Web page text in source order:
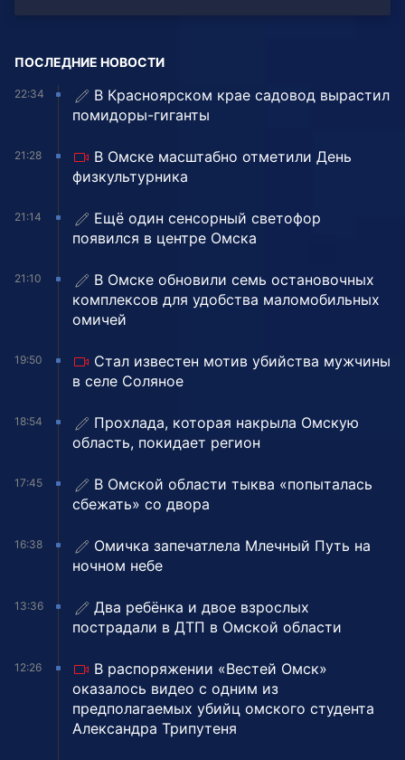
ПОСЛЕДНИЕ НОВОСТИ
22:34
В Красноярском крае садовод вырастил
помидоры-гиганты
21:28
В Омске масштабно отметили День
физкультурника
21:14
Ещё один сенсорный светофор
появился в центре Омска
21:10
В Омске обновили семь остановочных
комплексов для удобства маломобильных
омичей
19:50
Стал известен мотив убийства мужчины
в селе Соляное
18:54
Прохлада, которая накрыла Омскую
область, покидает регион
17:45
В Омской области тыква «попыталась
сбежать» со двора
16:38
Омичка запечатлела Млечный Путь на
ночном небе
13:36
Два ребёнка и двое взрослых
пострадали в ДТП в Омской области
12:26
В распоряжении «Вестей Омск»
оказалось видео с одним из
предполагаемых убийц омского студента
Александра Трипутеня